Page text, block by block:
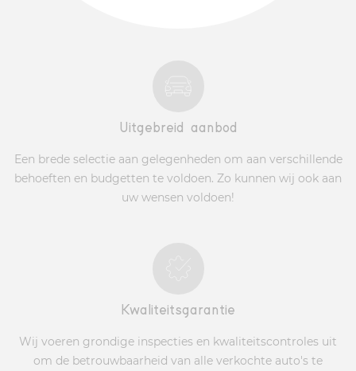
Uitgebreid aanbod
Een brede selectie aan gelegenheden om aan verschillende
behoeften en budgetten te voldoen. Zo kunnen wij ook aan
uw wensen voldoen!
Kwaliteitsgarantie
Wij voeren grondige inspecties en kwaliteitscontroles uit
om de betrouwbaarheid van alle verkochte auto's te